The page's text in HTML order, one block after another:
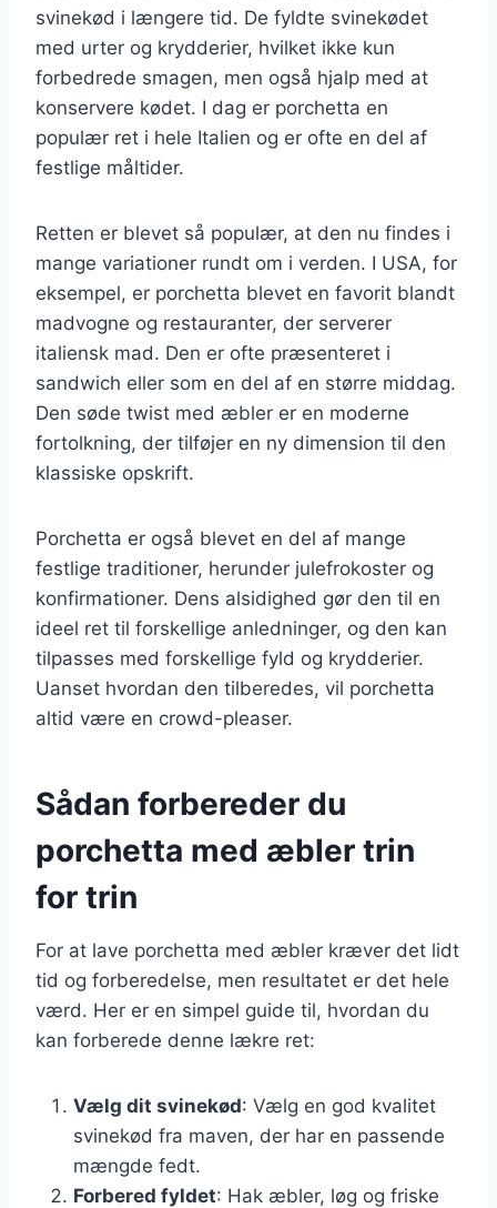
svinekød i længere tid. De fyldte svinekødet
med urter og krydderier, hvilket ikke kun
forbedrede smagen, men også hjalp med at
konservere kødet. I dag er porchetta en
populær ret i hele Italien og er ofte en del af
festlige måltider.
Retten er blevet så populær, at den nu findes i
mange variationer rundt om i verden. I USA, for
eksempel, er porchetta blevet en favorit blandt
madvogne og restauranter, der serverer
italiensk mad. Den er ofte præsenteret i
sandwich eller som en del af en større middag.
Den søde twist med æbler er en moderne
fortolkning, der tilføjer en ny dimension til den
klassiske opskrift.
Porchetta er også blevet en del af mange
festlige traditioner, herunder julefrokoster og
konfirmationer. Dens alsidighed gør den til en
ideel ret til forskellige anledninger, og den kan
tilpasses med forskellige fyld og krydderier.
Uanset hvordan den tilberedes, vil porchetta
altid være en crowd-pleaser.
Sådan forbereder du
porchetta med æbler trin
for trin
For at lave porchetta med æbler kræver det lidt
tid og forberedelse, men resultatet er det hele
værd. Her er en simpel guide til, hvordan du
kan forberede denne lækre ret:
Vælg dit svinekød: Vælg en god kvalitet
svinekød fra maven, der har en passende
mængde fedt.
Forbered fyldet: Hak æbler, løg og friske